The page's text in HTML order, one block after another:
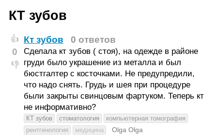
КТ зубов
👍
0
👎
Кт зубов 0 ответов
Сделала кт зубов ( стоя), на одежде в районе
груди было украшение из металла и был
бюстгалтер с косточками. Не предупредили,
что надо снять. Грудь и шея при процедуре
были закрыты свинцовым фартуком. Теперь кт
не информативно?
КТ зубов стоматология
компьютерная томография
рентгенология
медицина
Olga Olga